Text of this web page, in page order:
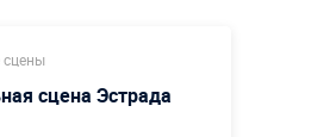
сцена Эстрада